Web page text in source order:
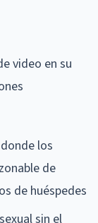
video en su
los
de
de huéspedes
sin el